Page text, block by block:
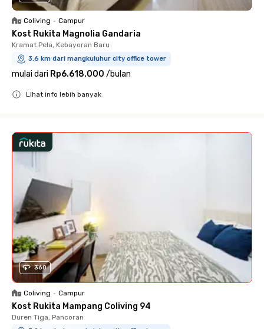
Coliving • Campur
Kost Rukita Magnolia Gandaria
Kramat Pela, Kebayoran Baru
3.6 km dari mangkuluhur city office tower
mulai dari Rp6.618.000 /bulan
Lihat info lebih banyak
360
Coliving • Campur
Kost Rukita Mampang Coliving 94
Duren Tiga, Pancoran